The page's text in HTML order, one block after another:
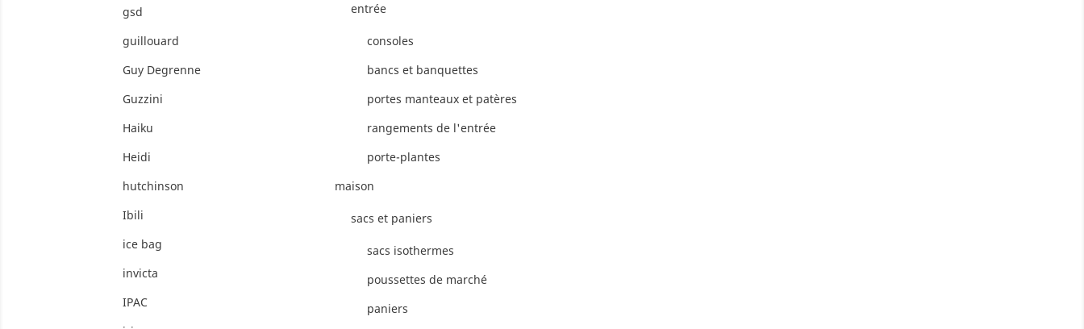
gsd
guillouard
Guy Degrenne
Guzzini
Haiku
Heidi
hutchinson
Ibili
ice bag
invicta
IPAC
entrée
consoles
bancs et banquettes
portes manteaux et patères
rangements de l'entrée
porte-plantes
maison
sacs et paniers
sacs isothermes
poussettes de marché
paniers